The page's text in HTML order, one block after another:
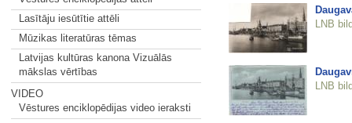
Lasītāju iesūtītie attēli
Mūzikas literatūras tēmas
Latvijas kultūras kanona Vizuālās
mākslas vērtības
VIDEO
Vēstures enciklopēdijas video ieraksti
LNB
LNB